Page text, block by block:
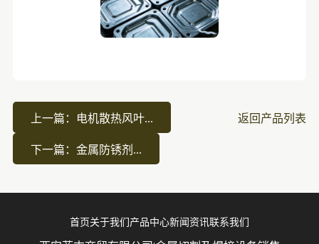
上一篇：电机散热风叶... 返回产品列表
下一篇：金属防锈剂...
首页 关于我们 产品中心新闻资讯联系我们